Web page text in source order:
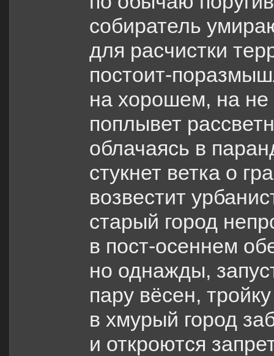
собиратель
для расчистки
постоит-
на хорошем, на
поплывет
облачаясь в
стукнет ветка о
возвестит
старый город
в пост-осеннем
но однажды,
пару вёсен,
в хмурый город
и откроются